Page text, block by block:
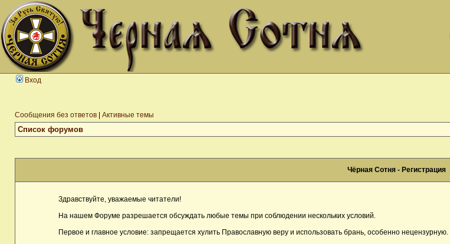
Вход
Сообщения без ответов Активные темы
Список форумов
Чёрная Сотня - Регистрация
Здравствуйте, уважаемые читатели!
На нашем Форуме разрешается обсуждать любые темы при соблюдении нескольких условий.
Первое и главное условие: запрещается хулить Православную веру и использовать брань, особенно нецензурную.